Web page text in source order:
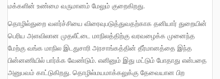
மக்களின் உண்மை வருமானம் மேலும் குறைகிறது.
தொழில்துறை வளர்ச்சியை விரைவுபடுத்துவதற்காக தனியார் துறையின்
பெரிய அளவிலான முதலீட்டை மாநிலத்திற்கு வரவழைக்க முனைந்த
மேற்கு வங்க மாநில இடதுசாரி அரசாங்கத்தின் தீர்மானத்தை இந்த
பின்னணியில் பார்க்க வேண்டும். எனினும் இது மட்டும் போதாது என்பதை
அனுபவம் காட்டுகிறது. தொழில்மயமாக்கலுக்கு தேவையான பிற